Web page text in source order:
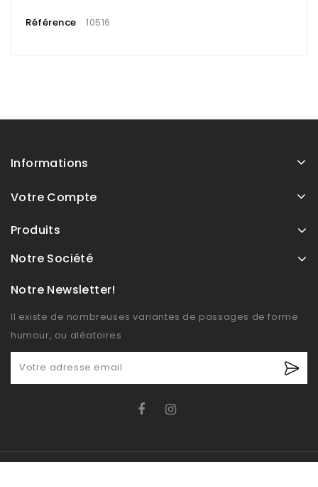
Référence 10516
Informations
Votre Compte
Produits
Notre Société
Notre Newsletter!
Il existe de nombreuses variantes de passages de forme
humour, ou aléatoires